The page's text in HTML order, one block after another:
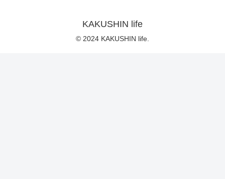
KAKUSHIN life
© 2024 KAKUSHIN life.